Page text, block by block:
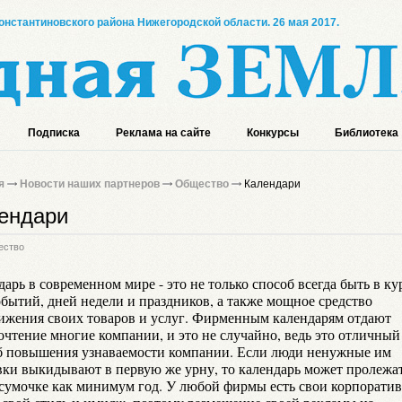
района Нижегородской области. 26 мая 2017.
Подписка Реклама на сайте Конкурсы Библиотека
Новости наших партнеров Общество Календари
в современном мире - это не только способ всегда быть в
дней недели и праздников, а также мощное средство
своих товаров и услуг. Фирменным календарям отдают
многие компании, и это не случайно, ведь это отличный
повышения узнаваемости компании. Если люди ненужные им
выкидывают в первую же урну, то календарь может
как минимум год. У любой фирмы есть свои